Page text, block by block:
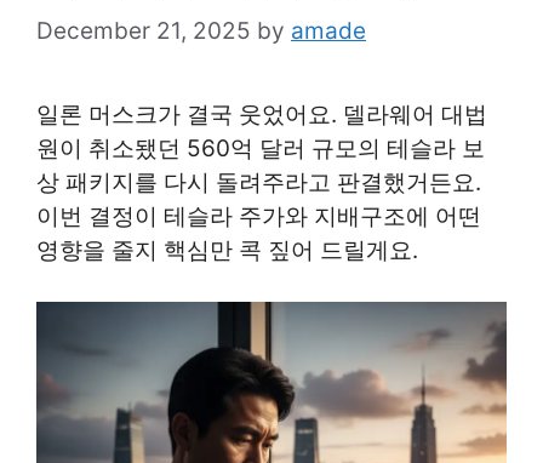
December 21, 2025 by amade
일론 머스크가 결국 웃었어요. 델라웨어 대법
원이 취소됐던 560억 달러 규모의 테슬라 보
상 패키지를 다시 돌려주라고 판결했거든요.
이번 결정이 테슬라 주가와 지배구조에 어떤
영향을 줄지 핵심만 콕 짚어 드릴게요.